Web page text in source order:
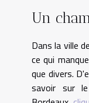
Un
Dans la ville
ce qui
que divers.
savoir sur